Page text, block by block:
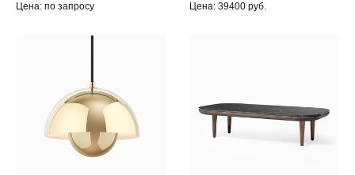
Цена: по запросу
Цена: 39400 руб.